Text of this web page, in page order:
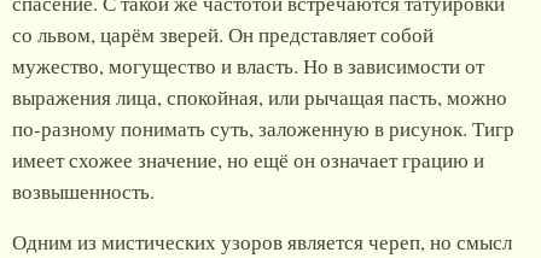
со львом, царём зверей. Он представляет собой
мужество, могущество и власть. Но в зависимости от
выражения лица, спокойная, или рычащая пасть, можно
по-разному понимать суть, заложенную в рисунок. Тигр
имеет схожее значение, но ещё он означает грацию и
возвышенность.
Одним из мистических узоров является череп, но смысл